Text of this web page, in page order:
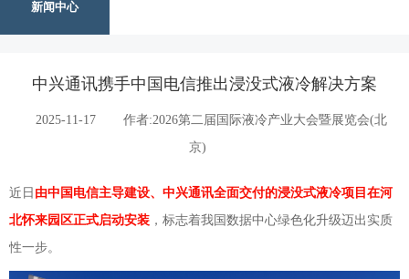
新闻中心
中兴通讯携手中国电信推出浸没式液冷解决方案
2025-11-17
作者:2026第二届国际液冷产业大会暨展览会(北
京)
近日 由中国电信主导建设、中兴通讯全面交付的浸没式液冷项目在河
北怀来园区正式启动安装 ，标志着我国数据中心绿色化升级迈出实质
性一步。